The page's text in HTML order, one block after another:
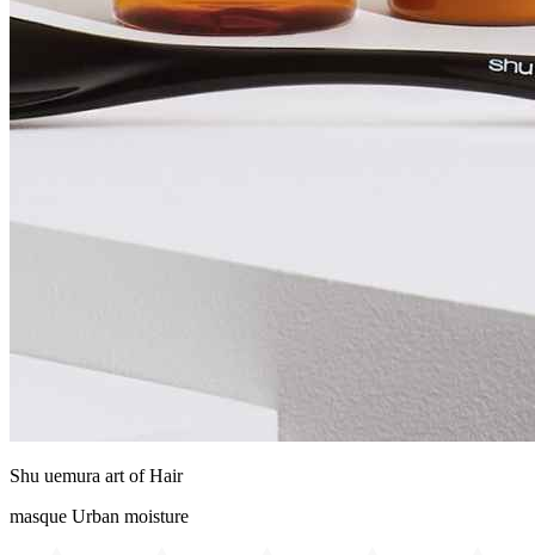
Shu uemura art of Hair
masque Urban moisture